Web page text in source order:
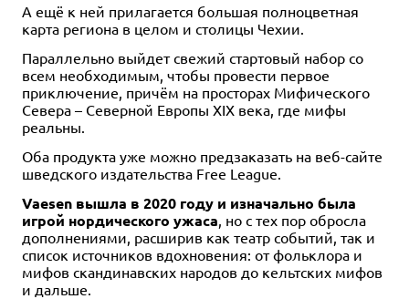
А ещё к ней прилагается большая полноцветная
карта региона в целом и столицы Чехии.
Параллельно выйдет свежий стартовый набор со
всем необходимым, чтобы провести первое
приключение, причём на просторах Мифического
Севера – Северной Европы XIX века, где мифы
реальны.
Оба продукта уже можно предзаказать на веб-сайте
шведского издательства Free League.
Vaesen вышла в 2020 году и изначально была
игрой нордического ужаса , но с тех пор обросла
дополнениями, расширив как театр событий, так и
список источников вдохновения: от фольклора и
мифов скандинавских народов до кельтских мифов
и дальше.